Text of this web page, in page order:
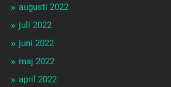
augusti 2022
juli 2022
juni 2022
maj 2022
april 2022